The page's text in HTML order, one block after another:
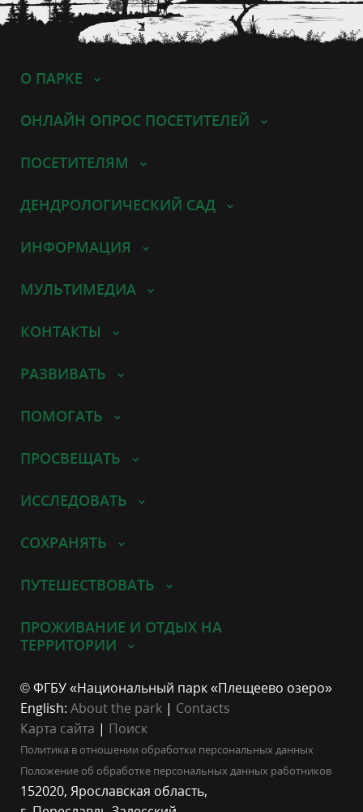
О ПАРКЕ
ОНЛАЙН ОПРОС ПОСЕТИТЕЛЕЙ
ПОСЕТИТЕЛЯМ
ДЕНДРОЛОГИЧЕСКИЙ САД
ИНФОРМАЦИЯ
МУЛЬТИМЕДИА
КОНТАКТЫ
РАЗВИВАТЬ
ПОМОГАТЬ
ПРОСВЕЩАТЬ
ИССЛЕДОВАТЬ
СОХРАНЯТЬ
ПУТЕШЕСТВОВАТЬ
ПРОЖИВАНИЕ И ОТДЫХ НА
ТЕРРИТОРИИ
© ФГБУ «Национальный парк «Плещеево озеро»
English: About the park | Contacts
Карта сайта | Поиск
Политика в отношении обработки персональных данных
Положение об обработке персональных данных работников
152020, Ярославская область,